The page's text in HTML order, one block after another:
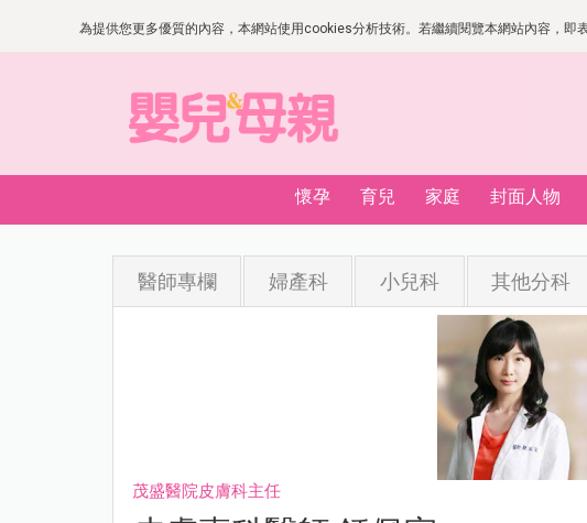
為提供您更多優質的內容，本網站使用cookies分析技術。若繼續閱覽本網站內容，
懷孕 育兒 家庭 封面人物
醫師專欄 婦產科 小兒科 其他分科
茂盛醫院皮膚科主任